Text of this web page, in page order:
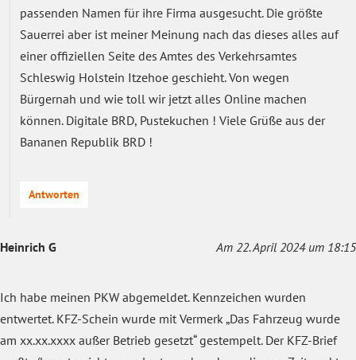
passenden Namen für ihre Firma ausgesucht. Die größte
Sauerrei aber ist meiner Meinung nach das dieses alles auf
einer offiziellen Seite des Amtes des Verkehrsamtes
Schleswig Holstein Itzehoe geschieht. Von wegen
Bürgernah und wie toll wir jetzt alles Online machen
können. Digitale BRD, Pustekuchen ! Viele Grüße aus der
Bananen Republik BRD !
Antworten
Heinrich G Am 22. April 2024 um 18:15
Ich habe meinen PKW abgemeldet. Kennzeichen wurden
entwertet. KFZ-Schein wurde mit Vermerk „Das Fahrzeug wurde
am xx.xx.xxxx außer Betrieb gesetzt“ gestempelt. Der KFZ-Brief